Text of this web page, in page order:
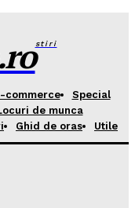
stiri
commerce
Special
de munca
Ghid de oras Utile